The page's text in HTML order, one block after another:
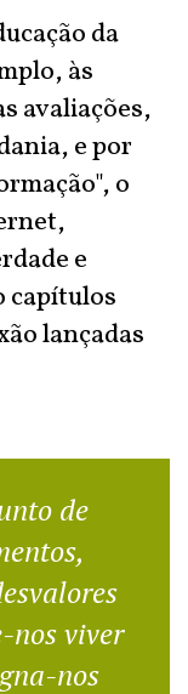
da
às
avaliações,
e por
o
e
capítulos
lançadas
de
nos viver
nos